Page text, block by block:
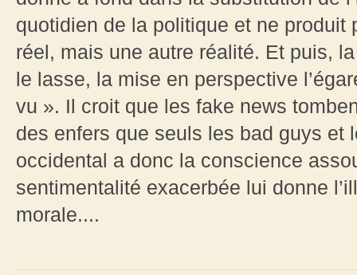
quotidien de la politique et ne
réel, mais une autre réalité. Et puis,
le lasse, la mise en perspective
vu ». Il croit que les fake news
des enfers que seuls les bad guys et
occidental a donc la conscience
sentimentalité exacerbée lui donne
morale....